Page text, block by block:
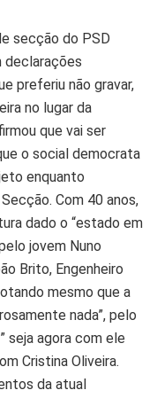
secção do PSD
declarações
preferiu não gravar,
no lugar da
que vai ser
o social democrata
enquanto
Com 40 anos,
dado o “estado em
jovem Nuno
Brito, Engenheiro
mesmo que a
nada”, pelo
seja agora com ele
Cristina Oliveira.
da atual